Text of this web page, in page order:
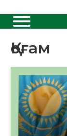
Қоғам